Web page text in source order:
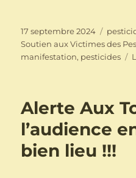
Publié
le
17 septembre 2024
Soutien aux Victimes des
manifestation, pesticides
Alerte Aux
l’audience
bien lieu !!!